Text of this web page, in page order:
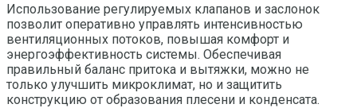
Использование регулируемых клапанов и заслонок
позволит оперативно управлять интенсивностью
вентиляционных потоков, повышая комфорт и
энергоэффективность системы. Обеспечивая
правильный баланс притока и вытяжки, можно не
только улучшить микроклимат, но и защитить
конструкцию от образования плесени и конденсата.